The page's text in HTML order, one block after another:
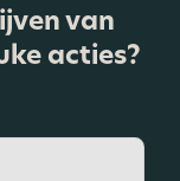
van
acties?